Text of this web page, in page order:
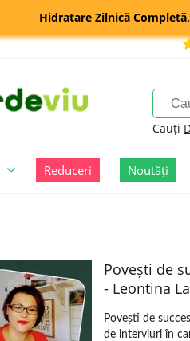
Hidratare Zilnică
Cauți
Reduceri Noutăți
Povești de
- Leontina
Povești de
de interviuri în